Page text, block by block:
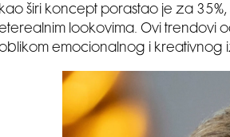
kao širi koncept porastao je za
lookovima. Ovi trendovi
emocionalnog i kreativnog